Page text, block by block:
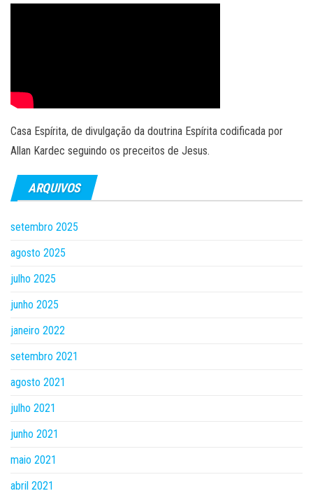
Casa Espírita, de divulgação da doutrina Espírita codificada por
Allan Kardec seguindo os preceitos de Jesus.
ARQUIVOS
setembro 2025
agosto 2025
julho 2025
junho 2025
janeiro 2022
setembro 2021
agosto 2021
julho 2021
junho 2021
maio 2021
abril 2021